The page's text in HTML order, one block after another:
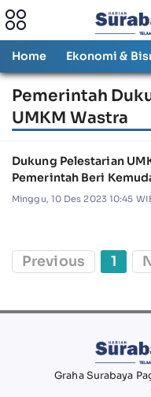
Home Ekonomi &
Pemerintah
UMKM Wastra
Dukung Pelestarian
Pemerintah Beri
Minggu, 10 Des 2023 10:45
Previous 1
Graha Surabaya